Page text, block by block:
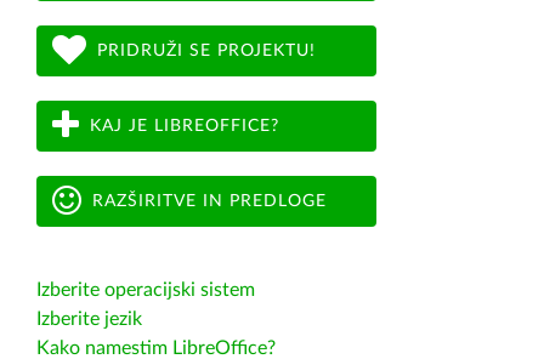
PRIDRUŽI SE PROJEKTU!
KAJ JE LIBREOFFICE?
RAZŠIRITVE IN PREDLOGE
Izberite operacijski sistem
Izberite jezik
Kako namestim LibreOffice?